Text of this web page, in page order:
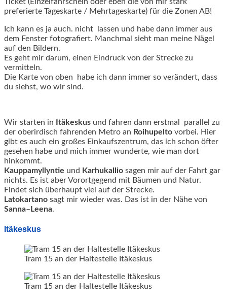
preferierte Tageskarte / Mehrtageskarte) für die Zonen AB!
Ich kann es ja auch. nicht lassen und habe dann immer aus
dem Fenster fotografiert. Manchmal sieht man meine Nägel
auf den Bildern.
Es geht mir darum, einen Eindruck von der Strecke zu
vermitteln.
Die Karte von oben habe ich dann immer so verändert, dass
du siehst, wo wir sind.
Wir starten in Itäkeskus und fahren dann erstmal parallel zu
der oberirdisch fahrenden Metro an Roihupelto vorbei. Hier
gibt es auch ein großes Einkaufszentrum, das ich schon öfter
gesehen habe und mich immer wunderte, wie man dort
hinkommt.
Kauppamyllyntie und Karhukallio sagen mir auf der Fahrt gar
nichts. Es ist aber Vorortgegend mit Bäumen und Natur.
Findet sich überhaupt viel auf der Strecke.
Latokartano sagt mir wieder was. Das ist in der Nähe von
Sanna– Leena.
Itäkeskus
Tram 15 an der Haltestelle Itäkeskus
Tram 15 an der Haltestelle Itäkeskus